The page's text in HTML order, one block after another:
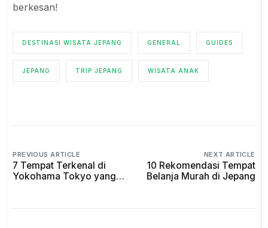
berkesan!
DESTINASI WISATA JEPANG GENERAL GUIDES
JEPANG TRIP JEPANG WISATA ANAK
PREVIOUS ARTICLE
7 Tempat Terkenal di
Yokohama Tokyo yang
NEXT ARTICLE
10 Rekomendasi Tempat
Belanja Murah di Jepang